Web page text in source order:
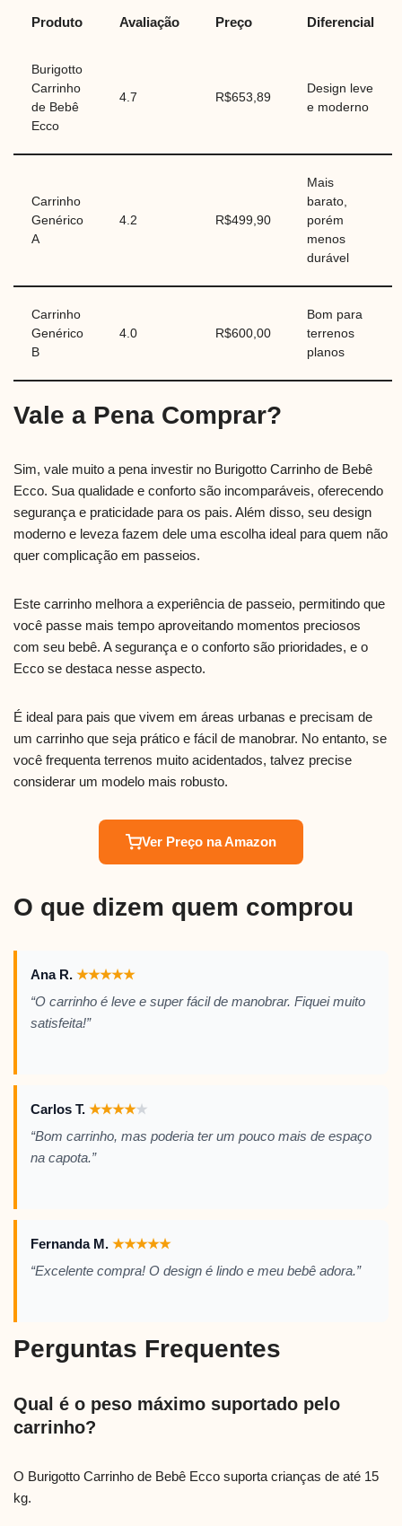
Produto Avaliação Preço Diferencial
Burigotto
Carrinho
de Bebê
Ecco
4.7 R$653,89
Design leve
e moderno
Carrinho
Genérico
A
4.2 R$499,90
Mais
barato,
porém
menos
durável
Carrinho
Genérico
B
4.0 R$600,00
Bom para
terrenos
planos
Vale a Pena Comprar?
Sim, vale muito a pena investir no Burigotto Carrinho de Bebê
Ecco. Sua qualidade e conforto são incomparáveis, oferecendo
segurança e praticidade para os pais. Além disso, seu design
moderno e leveza fazem dele uma escolha ideal para quem não
quer complicação em passeios.
Este carrinho melhora a experiência de passeio, permitindo que
você passe mais tempo aproveitando momentos preciosos
com seu bebê. A segurança e o conforto são prioridades, e o
Ecco se destaca nesse aspecto.
É ideal para pais que vivem em áreas urbanas e precisam de
um carrinho que seja prático e fácil de manobrar. No entanto, se
você frequenta terrenos muito acidentados, talvez precise
considerar um modelo mais robusto.
Ver Preço na Amazon
O que dizem quem comprou
Ana R. ★★★★★
“O carrinho é leve e super fácil de manobrar. Fiquei muito
satisfeita!”
Carlos T. ★★★★★
“Bom carrinho, mas poderia ter um pouco mais de espaço
na capota.”
Fernanda M. ★★★★★
“Excelente compra! O design é lindo e meu bebê adora.”
Perguntas Frequentes
Qual é o peso máximo suportado pelo
carrinho?
O Burigotto Carrinho de Bebê Ecco suporta crianças de até 15
kg.